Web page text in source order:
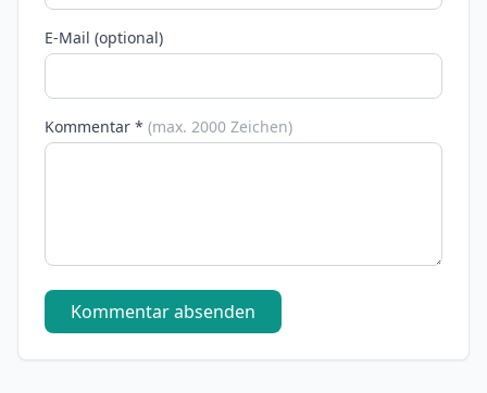
E-Mail (optional)
Kommentar * (max. 2000 Zeichen)
Kommentar absenden